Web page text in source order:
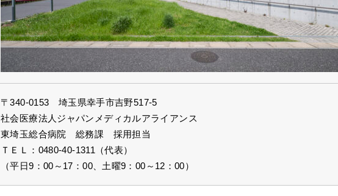
〒340-0153 埼玉県幸手市吉野517-5
社会医療法人ジャパンメディカルアライアンス
東埼玉総合病院 総務課 採用担当
ＴＥＬ：0480-40-1311（代表）
（平日9：00～17：00、土曜9：00～12：00）